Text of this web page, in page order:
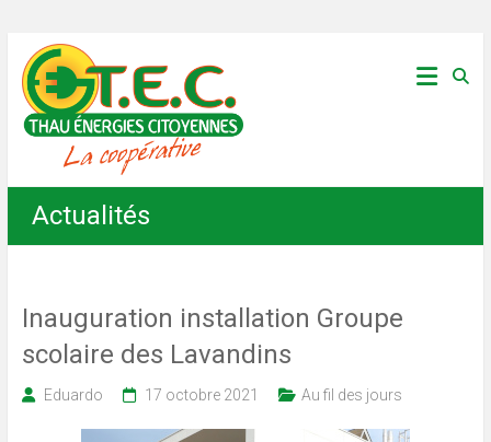
content
Thau
Énergies
Citoyennes
Actualités
Inauguration installation Groupe
scolaire des Lavandins
Eduardo 17 octobre 2021 Au fil des jours